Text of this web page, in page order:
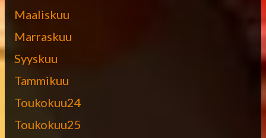
Maaliskuu
Marraskuu
Syyskuu
Tammikuu
Toukokuu24
Toukokuu25